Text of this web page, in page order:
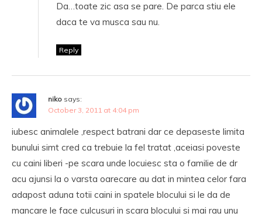
Da…toate zic asa se pare. De parca stiu ele
daca te va musca sau nu.
Reply
niko says:
October 3, 2011 at 4:04 pm
iubesc animalele ,respect batrani dar ce depaseste limita
bunului simt cred ca trebuie la fel tratat ,aceiasi poveste
cu caini liberi -pe scara unde locuiesc sta o familie de dr
acu ajunsi la o varsta oarecare au dat in mintea celor fara
adapost aduna totii caini in spatele blocului si le da de
mancare le face culcusuri in scara blocului si mai rau unu